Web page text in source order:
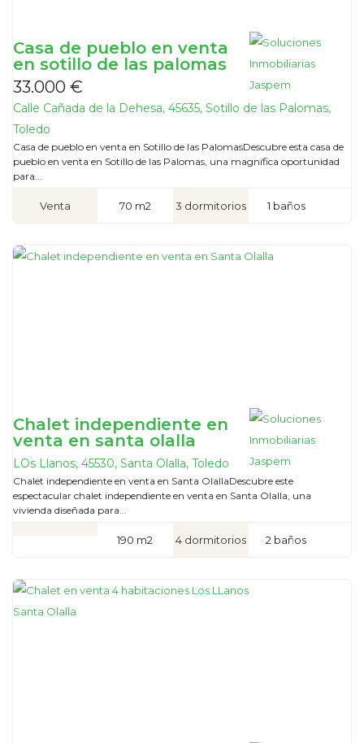
Casa de pueblo en venta
en sotillo de las palomas
33.000 €
Calle Cañada de la Dehesa, 45635, Sotillo de las Palomas,
Toledo
Casa de pueblo en venta en Sotillo de las PalomasDescubre esta casa de
pueblo en venta en Sotillo de las Palomas, una magnífica oportunidad
para...
Venta 70 m2 3 dormitorios 1 baños
Chalet independiente en
venta en santa olalla
LOs Llanos, 45530, Santa Olalla, Toledo
Chalet independiente en venta en Santa OlallaDescubre este
espectacular chalet independiente en venta en Santa Olalla, una
vivienda diseñada para...
190 m2 4 dormitorios 2 baños